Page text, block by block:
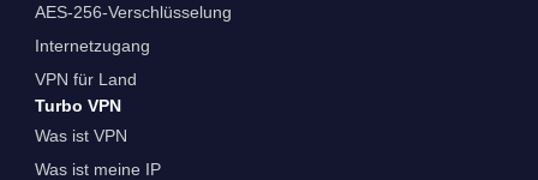
AES-256-Verschlüsselung
Internetzugang
VPN für Land
Turbo VPN
Was ist VPN
Was ist meine IP